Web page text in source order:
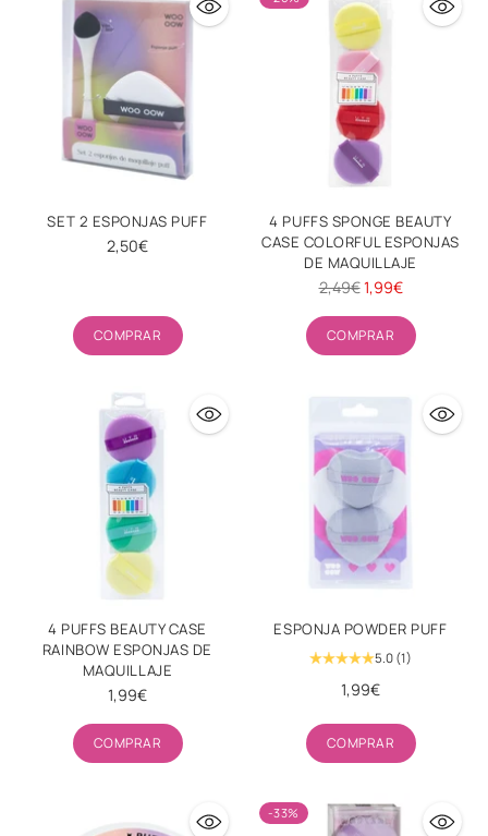
SET 2 ESPONJAS PUFF
2,50€
COMPRAR
Cantidad
4 PUFFS SPONGE BEAUTY
CASE COLORFUL ESPONJAS
DE MAQUILLAJE
Precio
2,49€1,99€
COMPRAR
Cantidad
4 PUFFS BEAUTY CASE
RAINBOW ESPONJAS DE
MAQUILLAJE
1,99€
COMPRAR
Cantidad
ESPONJA POWDER PUFF
5.0 (1)
1,99€
COMPRAR
Cantidad
-33%